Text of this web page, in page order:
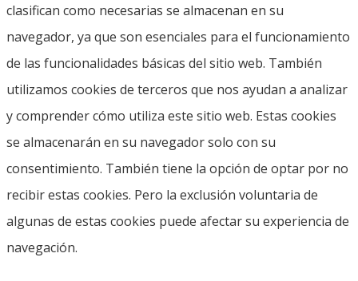
clasifican como necesarias se almacenan en su
navegador, ya que son esenciales para el funcionamiento
de las funcionalidades básicas del sitio web. También
utilizamos cookies de terceros que nos ayudan a analizar
y comprender cómo utiliza este sitio web. Estas cookies
se almacenarán en su navegador solo con su
consentimiento. También tiene la opción de optar por no
recibir estas cookies. Pero la exclusión voluntaria de
algunas de estas cookies puede afectar su experiencia de
navegación.